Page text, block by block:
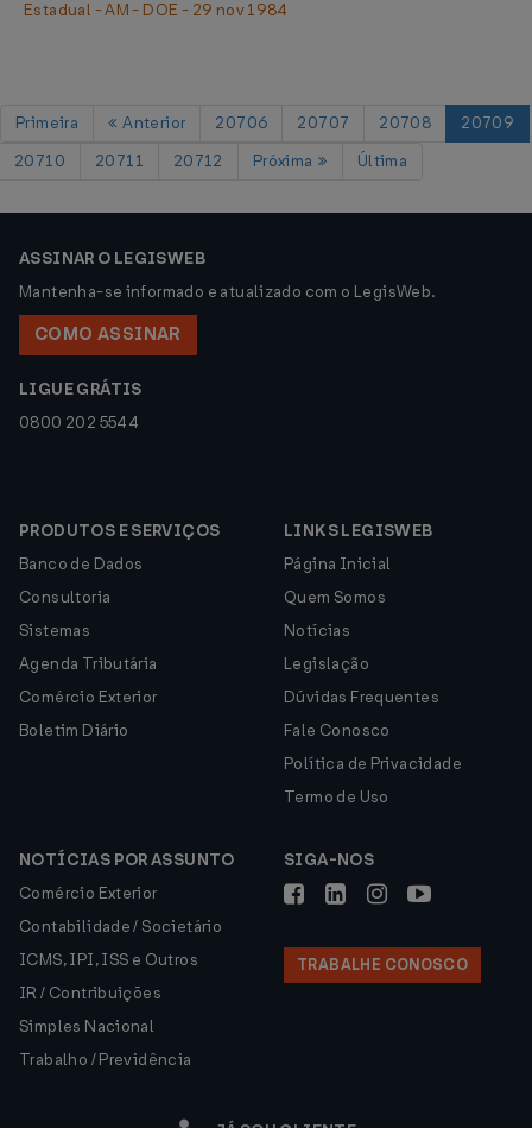
Estadual - AM - DOE - 29 nov 1984
Primeira Anterior 20706 20707 20708
20709
20710
20711 20712 Próxima Última
ASSINAR O LEGISWEB
Mantenha-se informado e atualizado com o LegisWeb.
COMO ASSINAR
LIGUE GRÁTIS
0800 202 5544
PRODUTOS E SERVIÇOS
Banco de Dados
Consultoria
Sistemas
Agenda Tributária
Comércio Exterior
Boletim Diário
LINKS LEGISWEB
Página Inicial
Quem Somos
Notícias
Legislação
Dúvidas Frequentes
Fale Conosco
Política de Privacidade
Termo de Uso
NOTÍCIAS POR ASSUNTO
Comércio Exterior
Contabilidade / Societário
ICMS, IPI, ISS e Outros
IR / Contribuições
Simples Nacional
Trabalho / Previdência
SIGA-NOS
TRABALHE CONOSCO